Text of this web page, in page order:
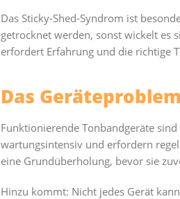
Das Sticky-Shed-Syndrom ist
getrocknet werden, sonst wickelt es
erfordert Erfahrung und die richtige
Das
Funktionierende Tonbandgeräte
wartungsintensiv und erfordern
eine Grundüberholung, bevor sie
Hinzu kommt: Nicht jedes Gerät